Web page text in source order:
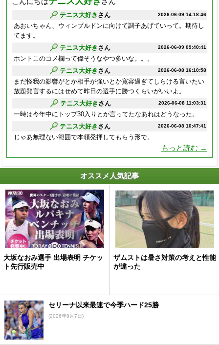
2026-06-09 14:18:46
テニス大好き さん
あおいちゃん、ウィンブルドンに向けて調子あげていって。期待し
てます。
2026-06-09 09:40:41
テニス大好き さん
ホントこのコメ欄って偉そうなやつ多いな。。。
2026-06-08 16:10:58
テニス大好き さん
まだ怪我の影響がとか相手が強いとか寛容過ぎてしらける言いたい
放題発言するにはせめて昨日の選手に勝つくらいがいいよ。
2026-06-08 11:03:31
テニス大好き さん
一時は今年中にトップ30入りとか言ってたなあれはどうなった。
2026-06-08 10:47:41
テニス大好き さん
じゃあ無理ない範囲で本領発揮してもらう形で。
もっと読む →
オススメ人気記事
大坂なおみ選手 出場表明 チケッ
ト先行販売中
ザムストは暑さ対策の考えと性能
が違った
セリーナ以来最速で今季ハード25勝
(2026年8月7日)